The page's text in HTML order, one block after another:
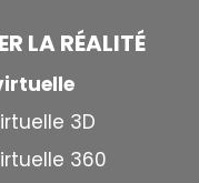
LARÉALITÉ
3D
360